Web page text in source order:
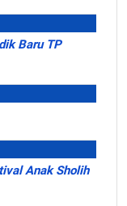
Baru TP
Anak Sholih